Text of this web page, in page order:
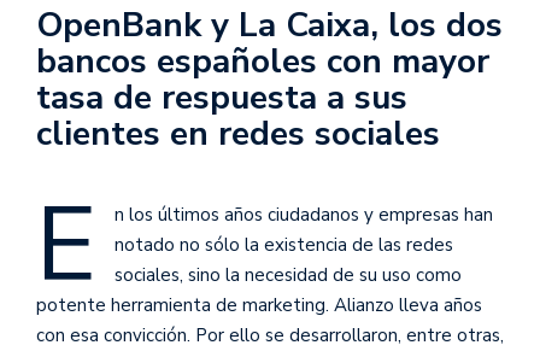
OpenBank y La Caixa, los dos
bancos españoles con mayor
tasa de respuesta a sus
clientes en redes sociales
E
n los últimos años ciudadanos y empresas han
notado no sólo la existencia de las redes
sociales, sino la necesidad de su uso como
potente herramienta de marketing. Alianzo lleva años
con esa convicción. Por ello se desarrollaron, entre otras,